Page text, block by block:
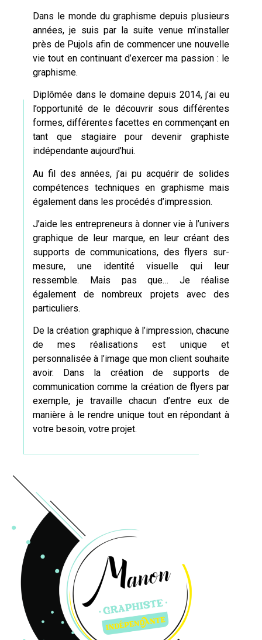
Dans le monde du graphisme depuis plusieurs
années, je suis par la suite venue m’installer
près de Pujols afin de commencer une nouvelle
vie tout en continuant d’exercer ma passion : le
graphisme.
Diplômée dans le domaine depuis 2014, j’ai eu
l’opportunité de le découvrir sous différentes
formes, différentes facettes en commençant en
tant que stagiaire pour devenir graphiste
indépendante aujourd’hui.
Au fil des années, j’ai pu acquérir de solides
compétences techniques en graphisme mais
également dans les procédés d’impression.
J’aide les entrepreneurs à donner vie à l’univers
graphique de leur marque, en leur créant des
supports de communications, desflyers sur-
mesure, une identité visuelle qui leur
ressemble. Mais pas que… Je réalise
également de nombreux projets avec des
particuliers.
De la création graphique à l’impression, chacune
de mes réalisations est unique et
personnalisée à l’image que mon client souhaite
avoir. Dans la création de supports de
communication comme la création de flyers par
exemple, je travaille chacun d’entre eux de
manière à le rendre unique tout en répondant à
votre besoin, votre projet.